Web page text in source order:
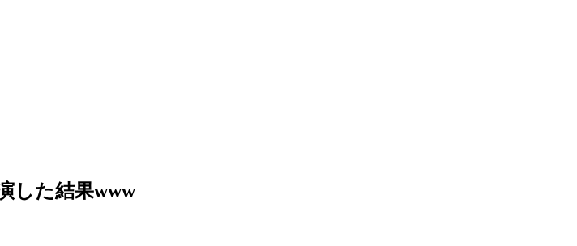
した結果www